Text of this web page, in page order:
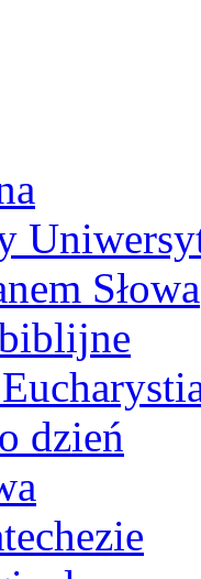
Słowa
dzień